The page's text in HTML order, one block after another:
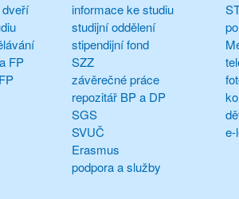
FP
informace ke studiu
studijní oddělení
stipendijní fond
SZZ
závěrečné práce
repozitář BP a DP
SGS
SVUČ
Erasmus
podpora a služby
e-